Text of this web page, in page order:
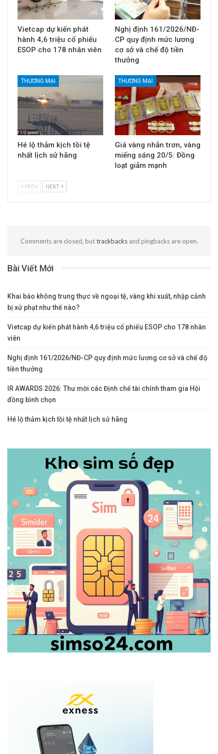
Vietcap dự kiến phát
hành 4,6 triệu cổ phiếu
ESOP cho 178 nhân viên
Nghị định 161/2026/NĐ-
CP quy định mức lương
cơ sở và chế độ tiền
thưởng
THƯƠNG MẠI
Hé lộ thảm kịch tồi tệ
nhất lịch sử hãng
THƯƠNG MẠI
Giá vàng nhẫn trơn, vàng
miếng sáng 20/5: Đồng
loạt giảm mạnh
PREV NEXT
Comments are closed, buttrackbacksand pingbacks are open.
Bài Viết Mới
Khai báo không trung thực về ngoại tệ, vàng khi xuất, nhập cảnh
bị xử phạt như thế nào?
Vietcap dự kiến phát hành 4,6 triệu cổ phiếu ESOP cho 178 nhân
viên
Nghị định 161/2026/NĐ-CP quy định mức lương cơ sở và chế độ
tiền thưởng
IR AWARDS 2026: Thư mời các Định chế tài chính tham gia Hội
đồng bình chọn
Hé lộ thảm kịch tồi tệ nhất lịch sử hãng